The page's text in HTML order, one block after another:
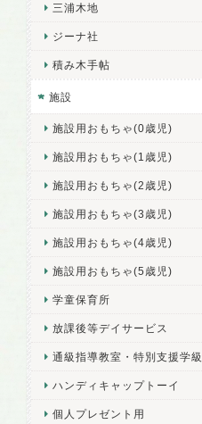
三浦木地
ジーナ社
積み木手帖
施設
施設用おもちゃ(0歳児)
施設用おもちゃ(1歳児)
施設用おもちゃ(2歳児)
施設用おもちゃ(3歳児)
施設用おもちゃ(4歳児)
施設用おもちゃ(5歳児)
学童保育所
放課後等デイサービス
通級指導教室・特別支援学級
ハンディキャップトーイ
個人プレゼント用